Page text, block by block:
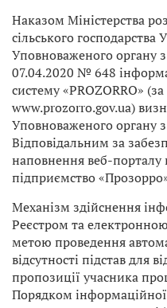
Наказом Міністерства
сільського
Уповноваженого органу
07.04.2020 № 648
систему «PROZORRO»
www.prozorro.gov.ua)
Уповноваженого органу
Відповідальним за
наповнення веб-
підприємство
Механізм здійснення
Реєстром та
метою проведення
відсутності підстав для
пропозиції учасника
Порядком